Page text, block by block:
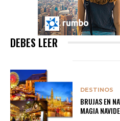
DEBES LEER
DESTINOS
BRUJAS EN
MAGIA